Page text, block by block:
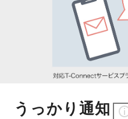
うっかり通知